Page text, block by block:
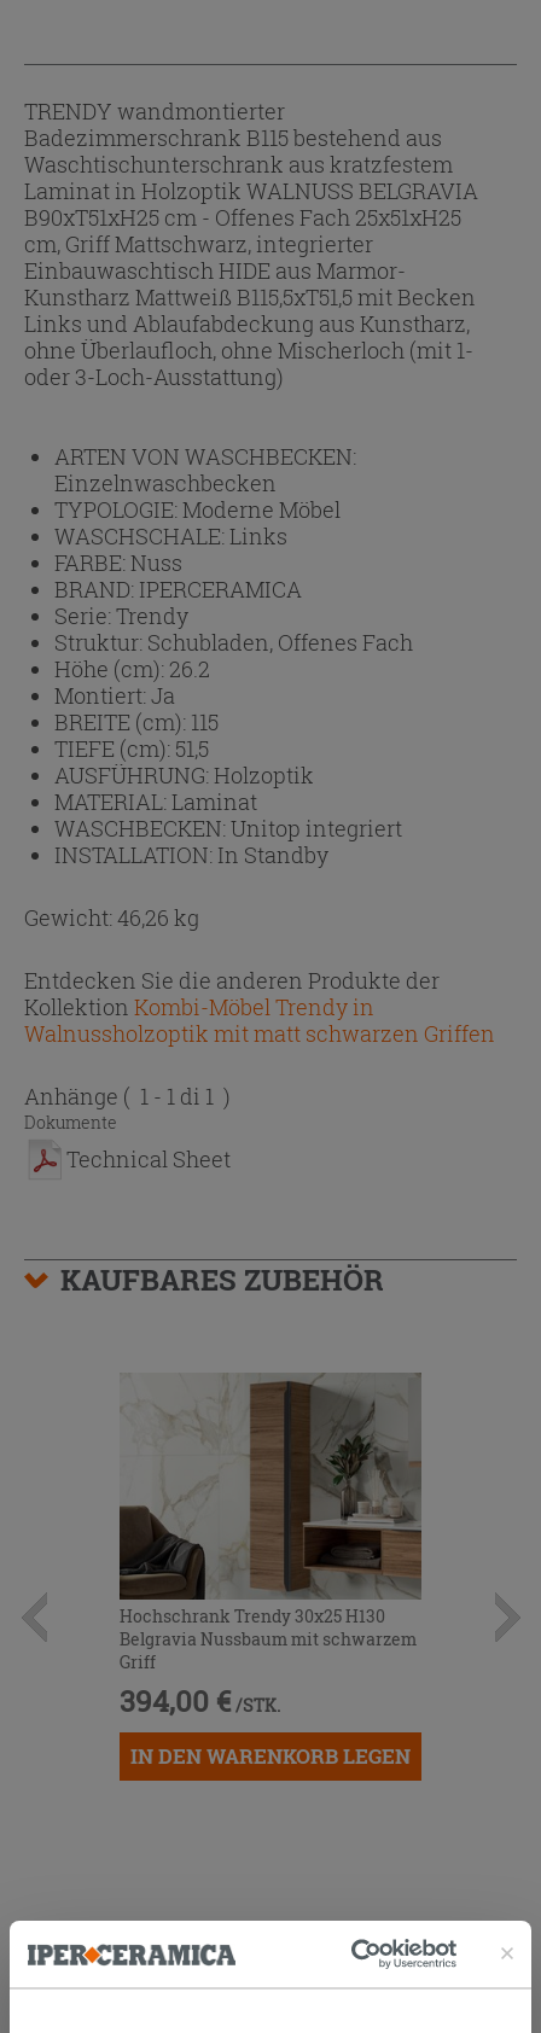
TRENDY wandmontierter
Badezimmerschrank B115 bestehend aus
Waschtischunterschrank aus kratzfestem
Laminat in Holzoptik WALNUSS BELGRAVIA
B90xT51xH25 cm - Offenes Fach 25x51xH25
cm, Griff Mattschwarz, integrierter
Einbauwaschtisch HIDE aus Marmor-
Kunstharz Mattweiß B115,5xT51,5 mit Becken
Links und Ablaufabdeckung aus Kunstharz,
ohne Überlaufloch, ohne Mischerloch (mit 1-
oder 3-Loch-Ausstattung)
ARTEN VON WASCHBECKEN:
Einzelnwaschbecken
TYPOLOGIE:Moderne Möbel
WASCHSCHALE:Links
FARBE:Nuss
BRAND: IPERCERAMICA
Serie:Trendy
Struktur: Schubladen, Offenes Fach
Höhe (cm): 26.2
Montiert:Ja
BREITE (cm): 115
TIEFE (cm): 51,5
AUSFÜHRUNG:Holzoptik
MATERIAL:Laminat
WASCHBECKEN:Unitop integriert
INSTALLATION: In Standby
Gewicht: 46,26 kg
Entdecken Sie die anderen Produkte der
Kollektion Kombi-Möbel Trendy in
Walnussholzoptik mit matt schwarzen Griffen
Anhänge ( 1 - 1 di 1 )
Dokumente
Technical Sheet
KAUFBARES ZUBEHÖR
Hochschrank Trendy 30x25 H130
Belgravia Nussbaum mit schwarzem
Griff
394,00 € /STK.
IN DEN WARENKORB LEGEN
KUNDEN, DIE DIESEN ARTIKEL